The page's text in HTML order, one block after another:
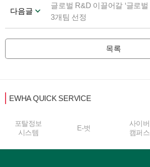
다음글
글로벌 R&D 이끌어갈 ‘글로
3개팀 선정
목록
EWHA QUICK SERVICE
포탈정보
시스템
E-벗
사이버
캠퍼스